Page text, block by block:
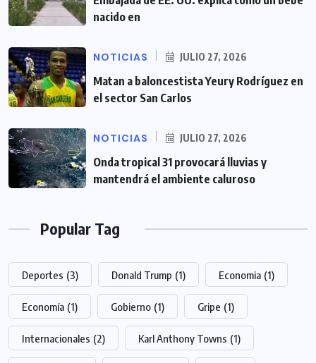
nacido en
NOTICIAS JULIO 27, 2026
Matan a baloncestista Yeury Rodríguez en
el sector San Carlos
NOTICIAS JULIO 27, 2026
Onda tropical 31 provocará lluvias y
mantendrá el ambiente caluroso
Popular Tag
Deportes (3) Donald Trump (1) Economia (1)
Economía (1) Gobierno (1) Gripe (1)
Internacionales (2) Karl Anthony Towns (1)